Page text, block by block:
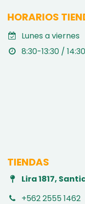
HORARIOS
Lunes a viernes
8:30-13:30 /
TIENDAS
Lira 1817,
+562 2555 1462